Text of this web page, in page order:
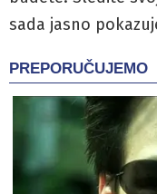
sada jasno